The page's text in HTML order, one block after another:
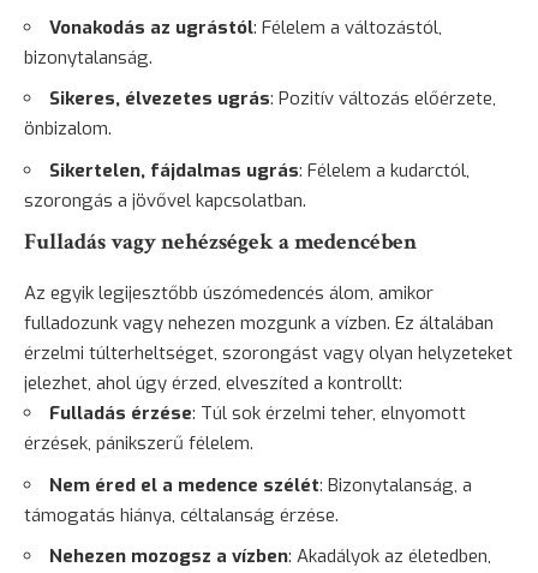
Vonakodás az ugrástól: Félelem a változástól,
bizonytalanság.
Sikeres, élvezetes ugrás: Pozitív változás előérzete,
önbizalom.
Sikertelen, fájdalmas ugrás: Félelem a kudarctól,
szorongás a jövővel kapcsolatban.
Fulladás vagy nehézségek a medencében
Az egyik legijesztőbb úszómedencés álom, amikor
fulladozunk vagy nehezen mozgunk a vízben. Ez általában
érzelmi túlterheltséget, szorongást vagy olyan helyzeteket
jelezhet, ahol úgy érzed, elveszíted a kontrollt:
Fulladás érzése: Túl sok érzelmi teher, elnyomott
érzések, pánikszerű félelem.
Nem éred el a medence szélét: Bizonytalanság, a
támogatás hiánya, céltalanság érzése.
Nehezen mozogsz a vízben: Akadályok az életedben,